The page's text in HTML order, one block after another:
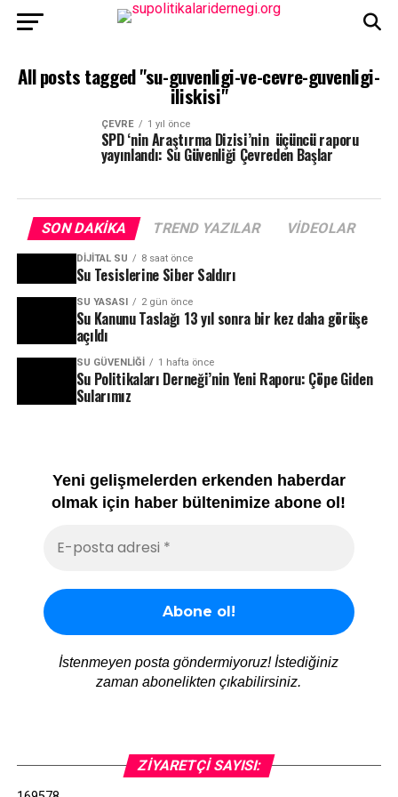
All posts tagged "su-guvenligi-ve-cevre-guvenligi-
iliskisi"
ÇEVRE 1 yıl önce
SPD ‘nin Araştırma Dizisi’nin üçüncü raporu
yayınlandı: Su Güvenliği Çevreden Başlar
SON DAKIKA TREND YAZILAR VIDEOLAR
DIJITAL SU 8 saat önce
Su Tesislerine Siber Saldırı
SU YASASI 2 gün önce
Su Kanunu Taslağı 13 yıl sonra bir kez daha görüşe
açıldı
SU GÜVENLIĞI 1 hafta önce
Su Politikaları Derneği’nin Yeni Raporu: Çöpe Giden
Sularımız
Yeni gelişmelerden erkenden haberdar
olmak için haber bültenimize abone ol!
İstenmeyen posta göndermiyoruz! İstediğiniz
zaman abonelikten çıkabilirsiniz.
ZIYARETÇI SAYISI: